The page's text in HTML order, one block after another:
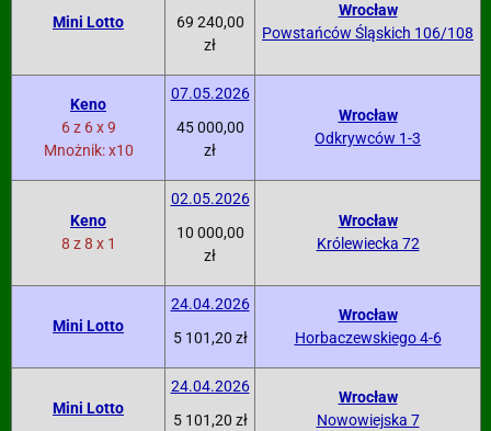
Mini Lotto
69 240,00
zł
Wrocław
Powstańców Śląskich 106/108
Keno
6 z 6 x 9
Mnożnik: x10
07.05.2026
45 000,00
zł
Wrocław
Odkrywców 1-3
Keno
8 z 8 x 1
02.05.2026
10 000,00
zł
Wrocław
Królewiecka 72
Mini Lotto
24.04.2026
5 101,20 zł
Wrocław
Horbaczewskiego 4-6
Mini Lotto
24.04.2026
5 101,20 zł
Wrocław
Nowowiejska 7